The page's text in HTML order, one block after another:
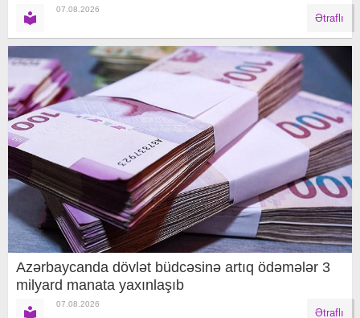
07.08.2026
Ətraflı
Azərbaycanda dövlət büdcəsinə artıq ödəmələr 3
milyard manata yaxınlaşıb
07.08.2026
Ətraflı